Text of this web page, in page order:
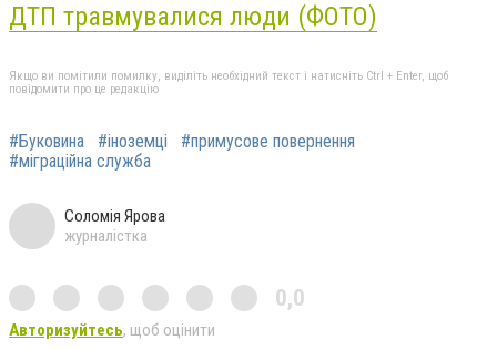
ДТП травмувалися люди (ФОТО)
Якщо ви помітили помилку, виділіть необхідний текст і натисніть Ctrl + Enter, щоб
повідомити про це редакцію
#Буковина #іноземці
#примусове повернення
#міграційна служба
Соломія Ярова
журналістка
0,0
Авторизуйтесь, щоб оцінити